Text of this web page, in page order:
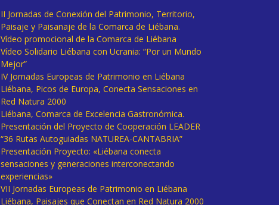
II Jornadas de Conexión del Patrimonio, Territorio,
Paisaje y Paisanaje de la Comarca de Liébana.
Vídeo promocional de la Comarca de Liébana
Vídeo Solidario Liébana con Ucrania: “Por un Mundo
Mejor”
IV Jornadas Europeas de Patrimonio en Liébana
Liébana, Picos de Europa, Conecta Sensaciones en
Red Natura 2000
Liébana, Comarca de Excelencia Gastronómica.
Presentación del Proyecto de Cooperación LEADER
“36 Rutas Autoguiadas NATUREA-CANTABRIA”
Presentación Proyecto: «Liébana conecta
sensaciones y generaciones interconectando
experiencias»
VII Jornadas Europeas de Patrimonio en Liébana
Liébana, Paisajes que Conectan en Red Natura 2000